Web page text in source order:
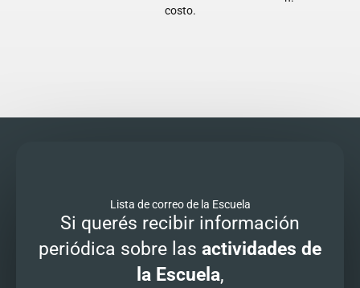
costo.
Lista de correo de la Escuela
Si querés recibir información
periódica sobre las actividades de
la Escuela,